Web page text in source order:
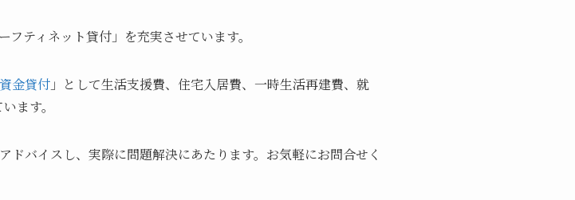
ティネット貸付」を充実させています。
金貸付 」として生活支援費、住宅入居費、一時生活再建費、就
ます。
バイスし、実際に問題解決にあたります。お気軽にお問合せく